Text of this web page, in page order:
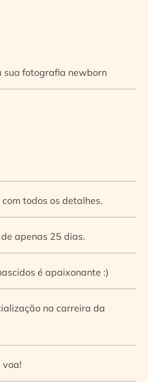
sua fotografia newborn
todos os detalhes.
apenas 25 dias.
é apaixonante :)
na carreira da
voa!